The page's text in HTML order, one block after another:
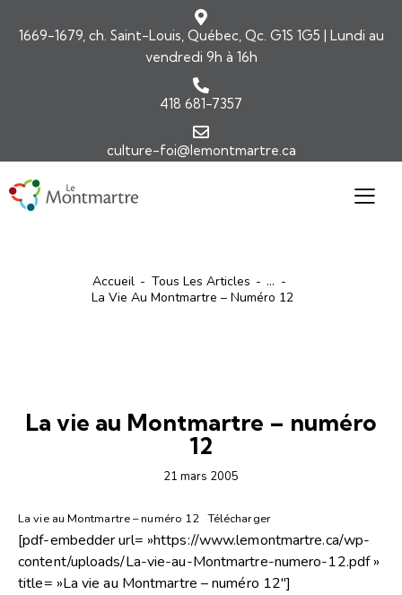
1669-1679, ch. Saint-Louis, Québec, Qc. G1S 1G5 | Lundi au
vendredi 9h à 16h
418 681-7357
culture-foi@lemontmartre.ca
Accueil Tous Les Articles
...
La Vie Au Montmartre – Numéro 12
La vie au Montmartre – numéro
12
21 mars 2005
La vie au Montmartre – numéro 12 Télécharger
[pdf-embedder url= »https://www.lemontmartre.ca/wp-
content/uploads/La-vie-au-Montmartre-numero-12.pdf »
title= »La vie au Montmartre – numéro 12″]